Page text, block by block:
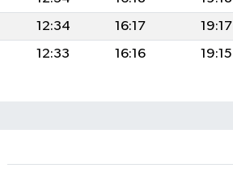
12:34 16:17 19:17
12:33 16:16 19:15